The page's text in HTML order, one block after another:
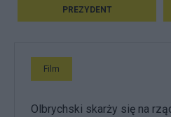
PREZYDENT
Film
Olbrychski skarży się na